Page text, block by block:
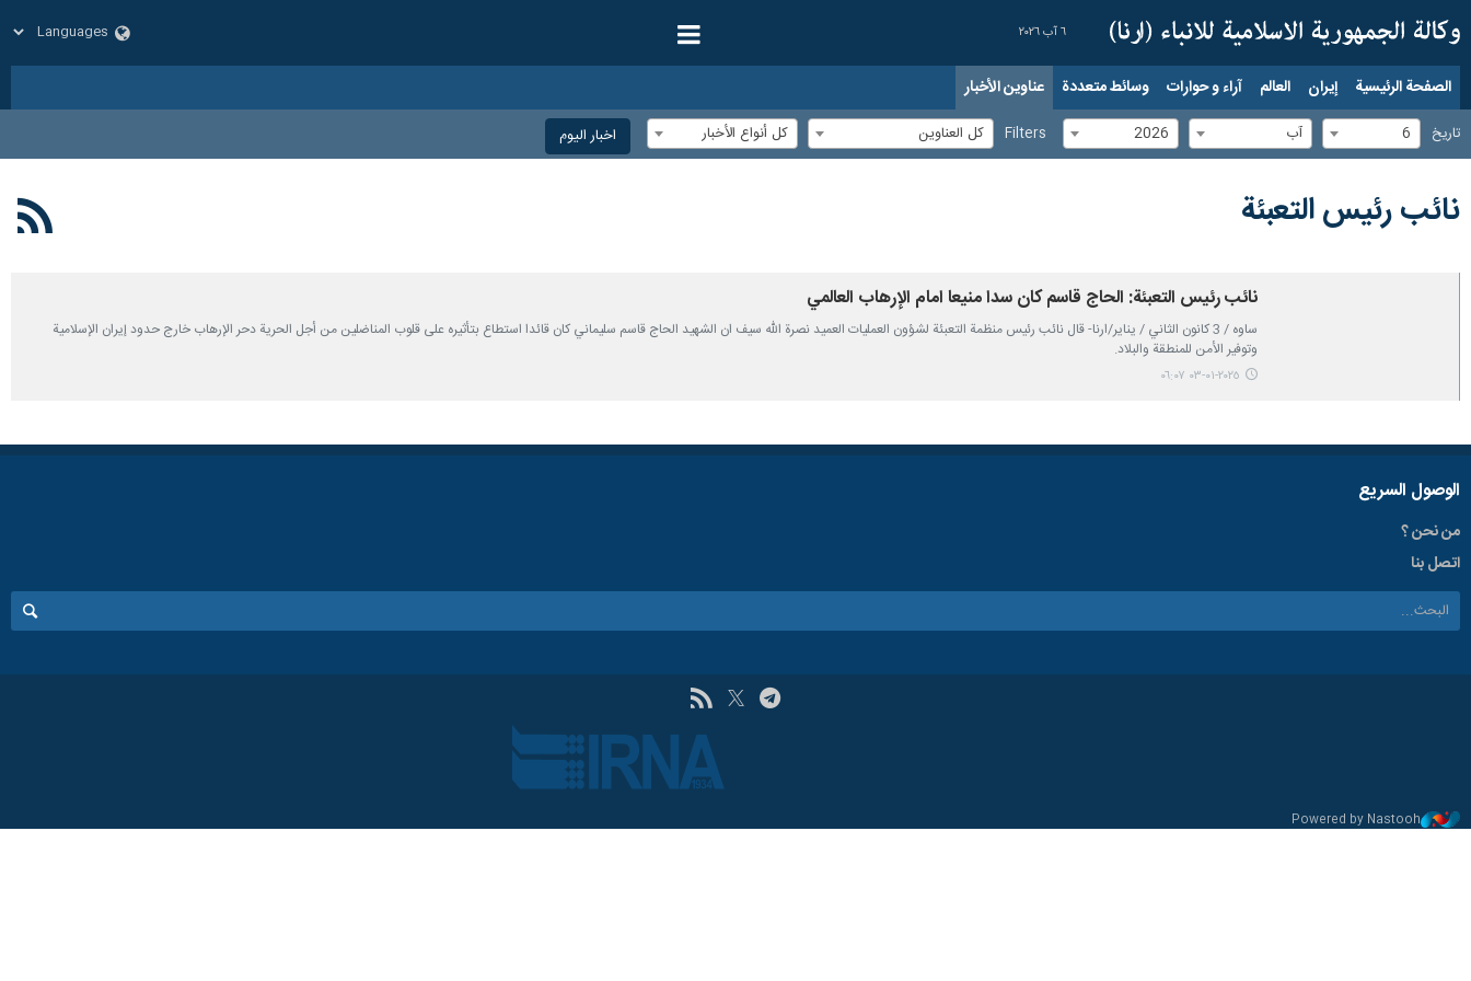
٦ آب ٢٠٢٦
الصفحة الرئيسية إيران العالم آراء و حوارات وسائط متعددة عناوين الأخبار
تاریخ 6 آب 2026
Filters كل العناوين كل أنواع الأخبار اخبار الیوم
نائب رئيس التعبئة
نائب رئيس التعبئة: الحاج قاسم كان سدا منيعا امام الإرهاب العالمي
ساوه / 3 كانون الثاني / يناير/ارنا- قال نائب رئيس منظمة التعبئة لشؤون العمليات العميد نصرة الله سيف ان الشهيد الحاج قاسم سليماني كان قائدا استطاع بتأثيره على قلوب المناضلين من أجل الحرية دحر الإرهاب خارج حدود إيران الإسلامية
وتوفير الأمن للمنطقة والبلاد.
٢٠٢٥-٠١-٠٣ ٠٦:٠٧
الوصول السریع
من نحن ؟
اتصل بنا
Powered by Nastooh